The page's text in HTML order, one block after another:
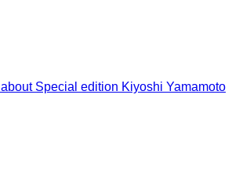
about Special edition Kiyoshi Yamamoto